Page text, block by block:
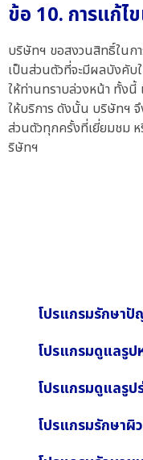
ข้อ 10. การแก้ไ
บริษัทฯ ขอสงวนสิทธิ์ในก
เป็นส่วนตัวที่จะมีผลบังคับ
ให้ท่านทราบล่วงหน้า ทั้งนี้
ให้บริการ ดังนั้น บริษัทฯ จึ
ส่วนตัวทุกครั้งที่เยี่ยมชม ห
ริษัทฯ
โปรแกรมรักษา
โปรแกรมดูแลรูป
โปรแกรมดูแลรูป
โปรแกรมรักษาผิ